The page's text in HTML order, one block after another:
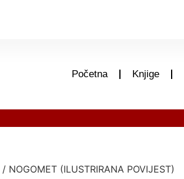
Početna Knjige
/ NOGOMET (ILUSTRIRANA POVIJEST)